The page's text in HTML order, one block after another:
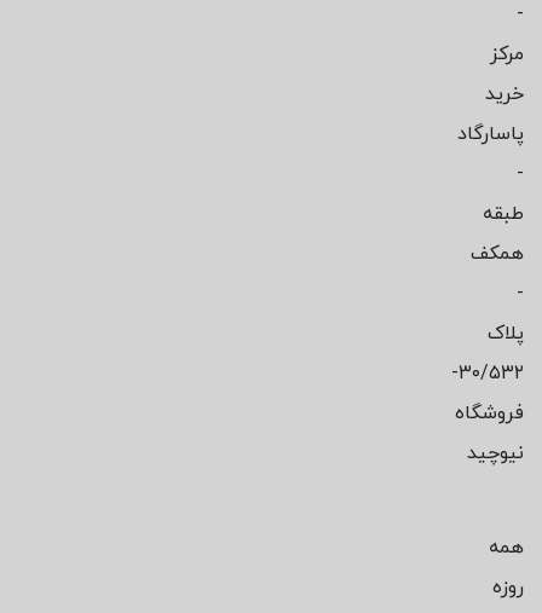
-
مرکز
خرید
پاسارگاد
-
طبقه
همکف
-
پلاک
۳۰/۵۳۲-
فروشگاه
نیوچید
همه
روزه